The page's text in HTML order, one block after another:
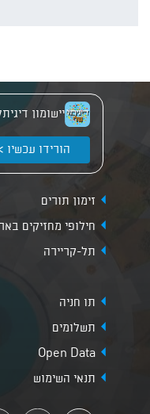
יישומון
הורידו עכשיו
זימון תורים
חילופי מחזיקים
תל-קריירה
תו חניה
תשלומים
Open Data
תנאי השימוש